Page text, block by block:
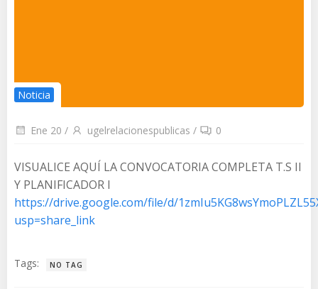
Noticia
Ene 20 / ugelrelacionespublicas / 0
VISUALICE AQUÍ LA CONVOCATORIA COMPLETA T.S II
Y PLANIFICADOR I
https://drive.google.com/file/d/
usp=share_link
Tags: NO TAG